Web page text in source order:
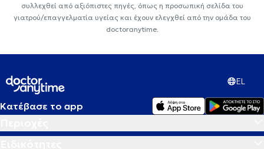
συλλεχθεί από αξιόπιστες πηγές, όπως η προσωπική σελίδα του
γιατρού/επαγγελματία υγείας και έχουν ελεγχθεί από την ομάδα του
doctoranytime.
EL
Κατέβασε το app